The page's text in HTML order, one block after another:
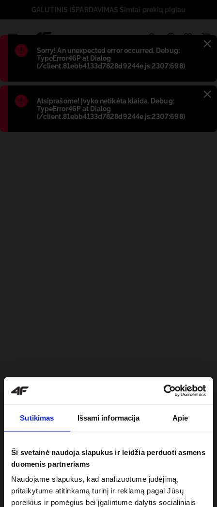
Sutikimas Išsami informacija Apie
Ši svetainė naudoja slapukus ir leidžia perduoti asmens
duomenis partneriams
Naudojame slapukus, kad analizuotume judėjimą,
pritaikytume atitinkamą turinį ir reklamą pagal Jūsų
poreikius ir pomėgius bei įgalintume dalytis socialiniais
Błąd:
Sorry! An unexpected error occurred. Debug:
TypeError46P at Dialog
(/client.81ebb4133d7828d9244e.js:2307:698)
Błąd:
Atsiprašome! Įvyko netikėta klaida. Debug:
TypeError46P at Dialog
(/client.81ebb4133d7828d9244e.js:2307:698)
GALUTINIS IŠPARDAVIMAS Šimtai prekių pigiau